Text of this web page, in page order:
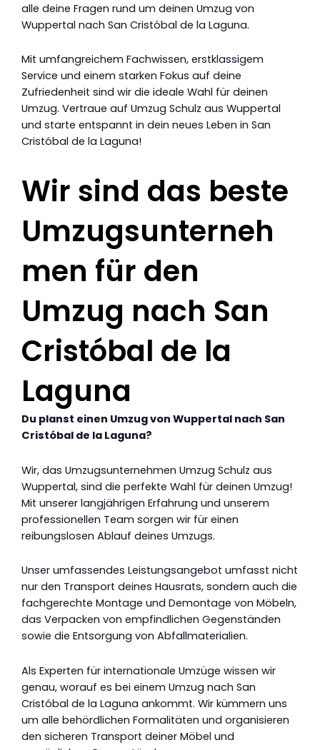
alle deine Fragen rund um deinen Umzug von
Wuppertal nach San Cristóbal de la Laguna.
Mit umfangreichem Fachwissen, erstklassigem
Service und einem starken Fokus auf deine
Zufriedenheit sind wir die ideale Wahl für deinen
Umzug. Vertraue auf Umzug Schulz aus Wuppertal
und starte entspannt in dein neues Leben in San
Cristóbal de la Laguna!
Wir sind das beste
Umzugsunterneh
men für den
Umzug nach San
Cristóbal de la
Laguna
Du planst einen Umzug von Wuppertal nach San
Cristóbal de la Laguna?
Wir, das Umzugsunternehmen Umzug Schulz aus
Wuppertal, sind die perfekte Wahl für deinen Umzug!
Mit unserer langjährigen Erfahrung und unserem
professionellen Team sorgen wir für einen
reibungslosen Ablauf deines Umzugs.
Unser umfassendes Leistungsangebot umfasst nicht
nur den Transport deines Hausrats, sondern auch die
fachgerechte Montage und Demontage von Möbeln,
das Verpacken von empfindlichen Gegenständen
sowie die Entsorgung von Abfallmaterialien.
Als Experten für internationale Umzüge wissen wir
genau, worauf es bei einem Umzug nach San
Cristóbal de la Laguna ankommt. Wir kümmern uns
um alle behördlichen Formalitäten und organisieren
den sicheren Transport deiner Möbel und